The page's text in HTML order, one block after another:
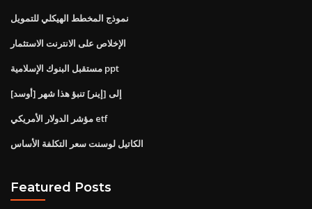
نموذج المخطط الهيكلي للتمويل
الإخلاص على الانترنت الاستثمار
مستقبل البنوك الإسلامية ppt
[أوسد] إلى [إينر] تنبؤ هذا شهر
مؤشر الدولار الأمريكي etf
الكاتيل لوسنت سعر التكلفة الأساس
Featured Posts